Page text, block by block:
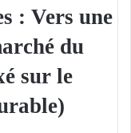
: Vers une
du
sur le